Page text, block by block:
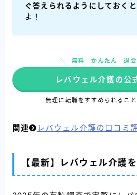
ぐ答えられるようにしておく
よ！
無料 かんたん 退会
レバウェル介護の公
無理に転職をすすめられるこ
関連 レバウェル介護の口コミ
【最新】レバウェル介護